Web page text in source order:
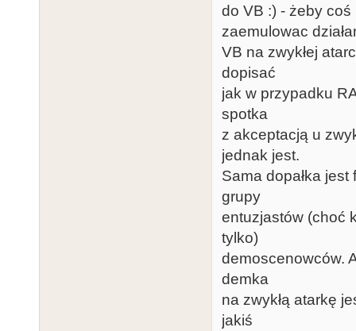
do VB :) - żeby
zaemulowac
VB na zwykłej
dopisać
jak w przypadku
spotka
z akceptacją u
jednak jest.
Sama dopałka
grupy
entuzjastów (choć
tylko)
demoscenowców.
demka
na zwykłą atarkę
jakiś